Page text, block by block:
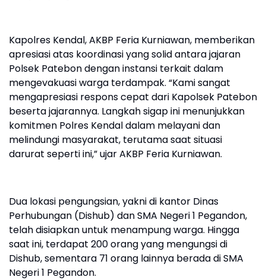
Kapolres Kendal, AKBP Feria Kurniawan, memberikan
apresiasi atas koordinasi yang solid antara jajaran
Polsek Patebon dengan instansi terkait dalam
mengevakuasi warga terdampak. “Kami sangat
mengapresiasi respons cepat dari Kapolsek Patebon
beserta jajarannya. Langkah sigap ini menunjukkan
komitmen Polres Kendal dalam melayani dan
melindungi masyarakat, terutama saat situasi
darurat seperti ini,” ujar AKBP Feria Kurniawan.
Dua lokasi pengungsian, yakni di kantor Dinas
Perhubungan (Dishub) dan SMA Negeri 1 Pegandon,
telah disiapkan untuk menampung warga. Hingga
saat ini, terdapat 200 orang yang mengungsi di
Dishub, sementara 71 orang lainnya berada di SMA
Negeri 1 Pegandon.